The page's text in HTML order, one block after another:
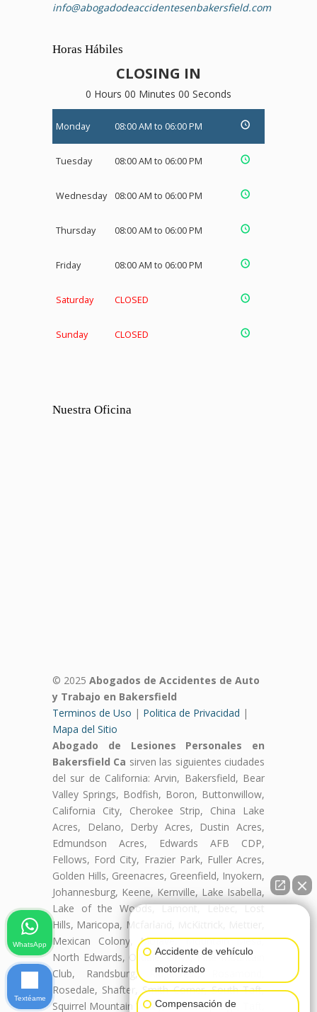
info@abogadodeaccidentesenbakersfield.com
Horas Hábiles
CLOSING IN
0 Hours 00 Minutes 00 Seconds
Monday 08:00 AM to 06:00 PM
Tuesday 08:00 AM to 06:00 PM
Wednesday 08:00 AM to 06:00 PM
Thursday 08:00 AM to 06:00 PM
Friday 08:00 AM to 06:00 PM
Saturday CLOSED
Sunday CLOSED
Nuestra Oficina
© 2025 Abogados de Accidentes de Auto
y Trabajo en Bakersfield
Terminos de Uso | Politica de Privacidad |
Mapa del Sitio
Abogado de Lesiones Personales en
Bakersfield Ca sirven las siguientes ciudades
del sur de California: Arvin, Bakersfield, Bear
Valley Springs, Bodfish, Boron, Buttonwillow,
California City, Cherokee Strip, China Lake
Acres, Delano, Derby Acres, Dustin Acres,
Edmundson Acres, Edwards AFB CDP,
Fellows, Ford City, Frazier Park, Fuller Acres,
Golden Hills, Greenacres, Greenfield, Inyokern,
Johannesburg, Keene, Kernville, Lake Isabella,
Lake of the Woods, Lamont, Lebec, Lost
Hills, Maricopa, Mcfarland, McKittrick, Mettler,
Mexican Colony, Mojave, Mountain Mesa,
North Edwards, Oildale, Onyx, Pine Mountain
Club, Randsburg, Ridgecrest, Rosamond,
Rosedale, Shafter, Smith Corner, South Taft,
Squirrel Mountain Valley, Stallion Springs, Taft,
Accidente de vehículo
motorizado
Compensación de
WhatsApp
Textéame